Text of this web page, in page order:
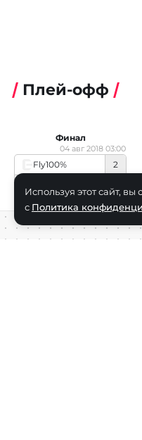
Плей-офф
Fly100%
2
04 авг 2018 03:00
Финал
Используя этот сайт, вы
с Политика